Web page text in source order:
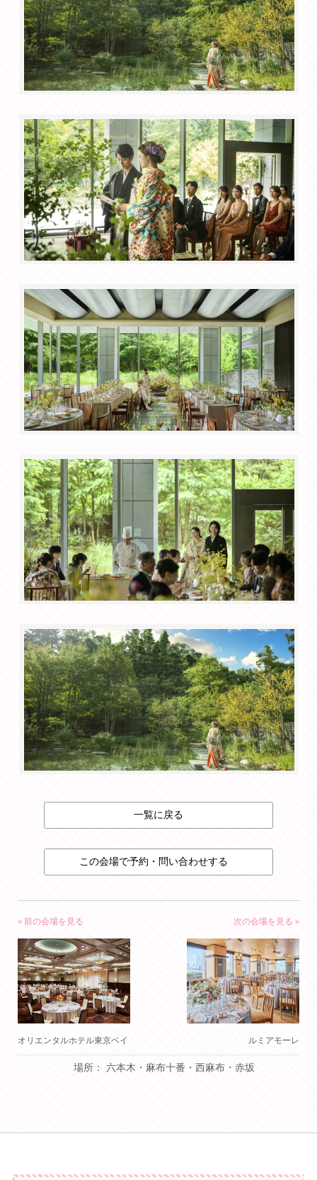
一覧に戻る
この会場で予約・問い合わせする
« 前の会場を見る
オリエンタルホテル東京ベイ
次の会場を見る »
ルミアモーレ
場所： 六本木・麻布十番・西麻布・赤坂